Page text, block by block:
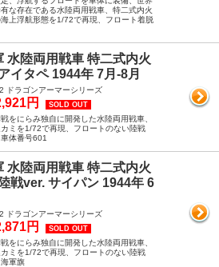
な存在である水陸両用戦車、特二式内火
上浮航形態を1/72で再現、フロート着脱
水陸両用戦車 特二式内火
イタペ 1944年 7月-8月
ドラゴンアーマーシリーズ
円 SOLD OUT
をにらみ独自に開発した水陸両用戦車、
ミを1/72で再現、フロートのない陸戦
体番号601
水陸両用戦車 特二式内火
戦ver. サイパン 1944年 6
ドラゴンアーマーシリーズ
円 SOLD OUT
をにらみ独自に開発した水陸両用戦車、
ミを1/72で再現、フロートのない陸戦
軍旗